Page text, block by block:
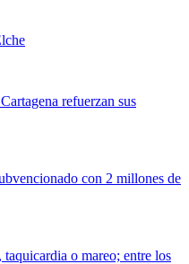
refuerzan sus
con 2 millones de
o mareo; entre los